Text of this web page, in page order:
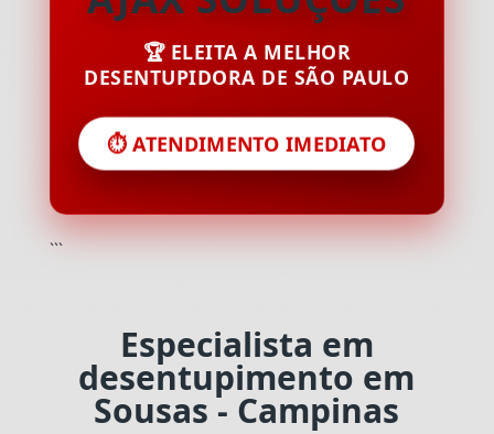
🏆 ELEITA A MELHOR
DESENTUPIDORA DE SÃO PAULO
⏱️ ATENDIMENTO IMEDIATO
```
Especialista em
desentupimento em
Sousas - Campinas